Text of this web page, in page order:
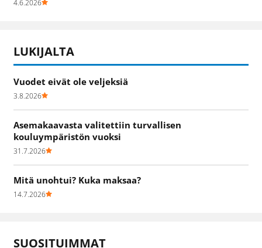
4.6.2026
LUKIJALTA
Vuodet eivät ole veljeksiä
3.8.2026
Asemakaavasta valitettiin turvallisen
kouluympäristön vuoksi
31.7.2026
Mitä unohtui? Kuka maksaa?
14.7.2026
SUOSITUIMMAT